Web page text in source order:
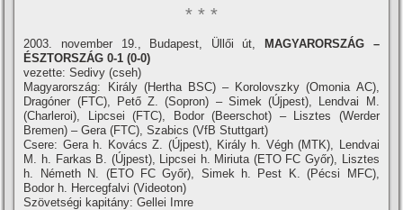
* * *
2003. november 19., Budapest, Üllői út,
MAGYARORSZÁG –
ÉSZTORSZÁG 0-1 (0-0)
vezette: Sedivy (cseh)
Magyarország: Király (Hertha BSC) – Korolovszky (Omonia AC),
Dragóner (FTC), Pető Z. (Sopron) – Simek (Újpest), Lendvai M.
(Charleroi), Lipcsei (FTC), Bodor (Beerschot) – Lisztes (Werder
Bremen) – Gera (FTC), Szabics (VfB Stuttgart)
Csere: Gera h. Kovács Z. (Újpest), Király h. Végh (MTK), Lendvai
M. h. Farkas B. (Újpest), Lipcsei h. Miriuta (ETO FC Győr), Lisztes
h. Németh N. (ETO FC Győr), Simek h. Pest K. (Pécsi MFC),
Bodor h. Hercegfalvi (Videoton)
Szövetségi kapitány: Gellei Imre